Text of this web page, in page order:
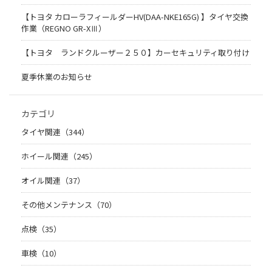
【トヨタ カローラフィールダーHV(DAA-NKE165G) 】タイヤ交換
作業（REGNO GR-XⅢ）
【トヨタ ランドクルーザー２５０】カーセキュリティ取り付け
夏季休業のお知らせ
カテゴリ
タイヤ関連（344）
ホイール関連（245）
オイル関連（37）
その他メンテナンス（70）
点検（35）
車検（10）